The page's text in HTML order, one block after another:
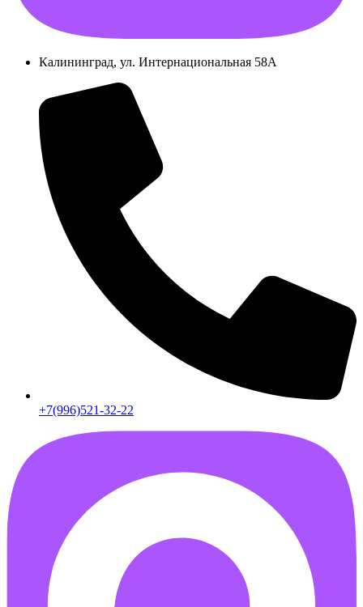
Калининград, ул. Интернациональная 58А
+7(996)521-32-22